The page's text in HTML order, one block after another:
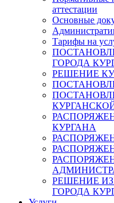
аттестации
Основные
Тарифы на
ГОРОДА
РЕШЕНИЕ
КУРГАНА
РЕШЕНИЕ
ГОРОДА